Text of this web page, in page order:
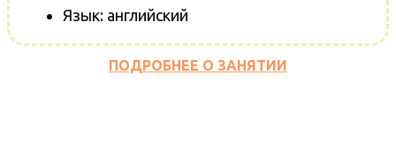
Язык: английский
ПОДРОБНЕЕ О ЗАНЯТИИ